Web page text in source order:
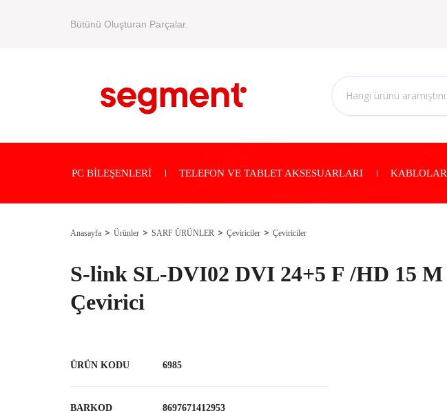
Bütünü Oluşturan Parçalar.
PC BİLEŞENLERİ TELEFON VE TABLET AKSESUARLARI KABLOLAR
Anasayfa Ürünler SARF ÜRÜNLER Çeviriciler Çeviriciler
S-link SL-DVI02 DVI 24+5 F /HD 15 M
Çevirici
ÜRÜN KODU 6985
BARKOD 8697671412953